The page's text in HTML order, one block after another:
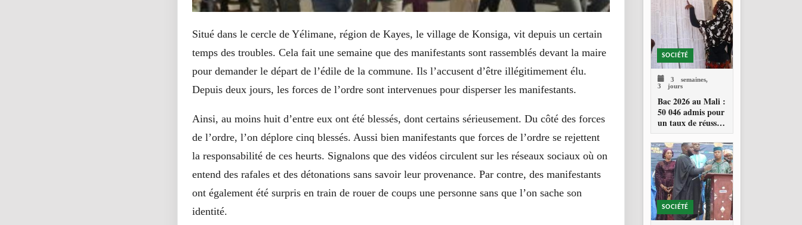
Situé dans le cercle de Yélimane, région de Kayes, le village de Konsiga, vit depuis un certain
temps des troubles. Cela fait une semaine que des manifestants sont rassemblés devant la maire
pour demander le départ de l’édile de la commune. Ils l’accusent d’être illégitimement élu.
Depuis deux jours, les forces de l’ordre sont intervenues pour disperser les manifestants.
Ainsi, au moins huit d’entre eux ont été blessés, dont certains sérieusement. Du côté des forces
de l’ordre, l’on déplore cinq blessés. Aussi bien manifestants que forces de l’ordre se rejettent
la responsabilité de ces heurts. Signalons que des vidéos circulent sur les réseaux sociaux où on
entend des rafales et des détonations sans savoir leur provenance. Par contre, des manifestants
ont également été surpris en train de rouer de coups une personne sans que l’on sache son
identité.
SOCIÉTÉ
3 semaines,
3 jours
Bac 2026 au Mali :
50 046 admis pour
un taux de réussite
de 34,23 %
SOCIÉTÉ